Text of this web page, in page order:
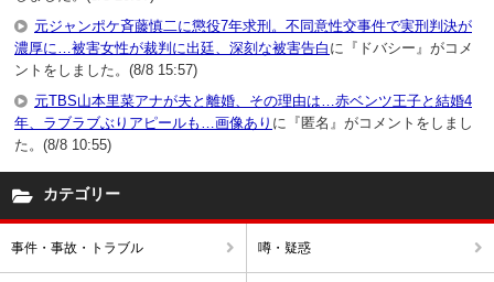
元ジャンポケ斉藤慎二に懲役7年求刑。不同意性交事件で実刑判決が
濃厚に…被害女性が裁判に出廷、深刻な被害告白 に『ドバシー』がコメ
ントをしました。(8/8 15:57)
元TBS山本里菜アナが夫と離婚、その理由は…赤ベンツ王子と結婚4
年、ラブラブぶりアピールも…画像あり に『匿名』がコメントをしまし
た。(8/8 10:55)
カテゴリー
事件・事故・トラブル 噂・疑惑